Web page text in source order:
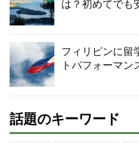
は？初めてでも
フィリピンに留
トパフォーマン
話題のキーワード